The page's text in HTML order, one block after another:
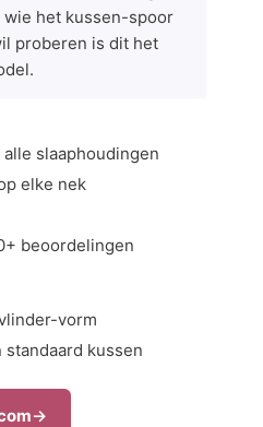
het kussen-spoor
proberen is dit het
slaaphoudingen
elke nek
beoordelingen
vorm
kussen